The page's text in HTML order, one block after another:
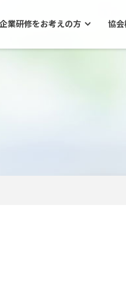
企業研修をお考えの方 協